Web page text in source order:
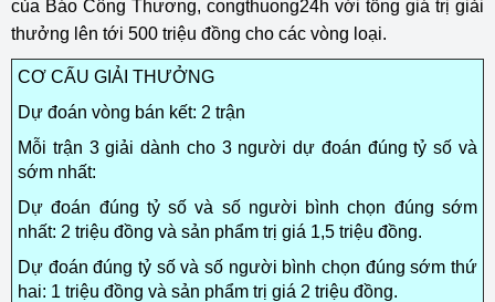
của Báo Công Thương, congthuong24h với tổng giá trị giải
thưởng lên tới 500 triệu đồng cho các vòng loại.
CƠ CẤU GIẢI THƯỞNG
Dự đoán vòng bán kết: 2 trận
Mỗi trận 3 giải dành cho 3 người dự đoán đúng tỷ số và
sớm nhất:
Dự đoán đúng tỷ số và số người bình chọn đúng sớm
nhất: 2 triệu đồng và sản phẩm trị giá 1,5 triệu đồng.
Dự đoán đúng tỷ số và số người bình chọn đúng sớm thứ
hai: 1 triệu đồng và sản phẩm trị giá 2 triệu đồng.